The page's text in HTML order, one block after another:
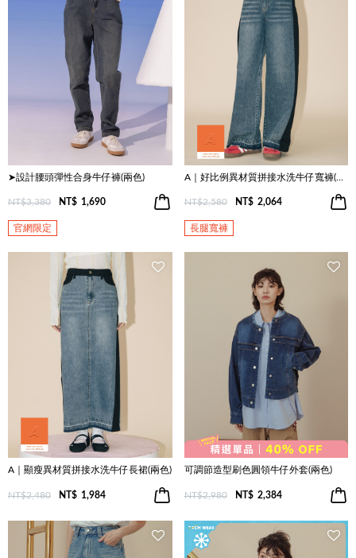
➤設計腰頭彈性合身牛仔褲(兩色)
NT$3,380 NT$ 1,690
官網限定
A｜好比例異材質拼接水洗牛仔寬褲(兩色)
NT$2,580 NT$ 2,064
長腿寬褲
A｜顯瘦異材質拼接水洗牛仔長裙(兩色)
NT$2,480 NT$ 1,984
可調節造型刷色圓領牛仔外套(兩色)
NT$2,980 NT$ 2,384